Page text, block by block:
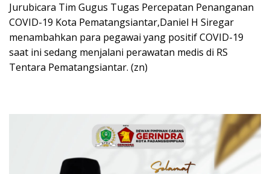
Jurubicara Tim Gugus Tugas Percepatan Penanganan
COVID-19 Kota Pematangsiantar,Daniel H Siregar
menambahkan para pegawai yang positif COVID-19
saat ini sedang menjalani perawatan medis di RS
Tentara Pematangsiantar. (zn)